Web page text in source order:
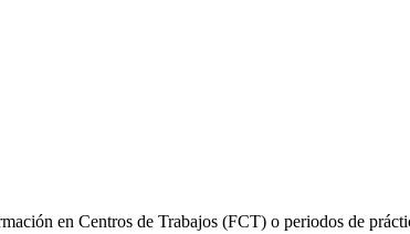
en Centros de Trabajos (FCT) o periodos de